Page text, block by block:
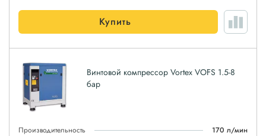
Купить
Винтовой компрессор Vortex VOFS 1.5-8
бар
Производительность
170 л/мин